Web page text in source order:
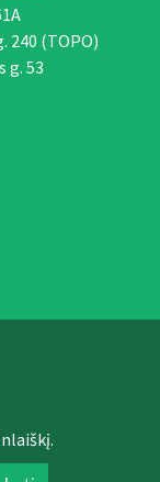
240 (TOPO)
g. 53